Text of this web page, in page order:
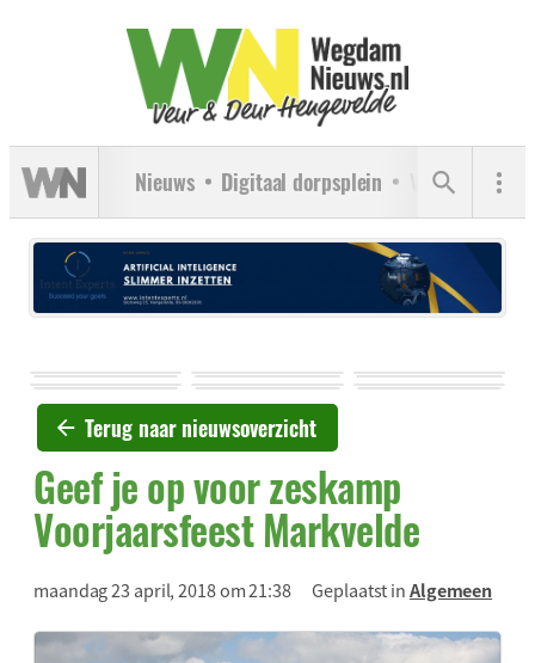
Nieuws Digitaal dorpsplein Verenigingen
Terug naar nieuwsoverzicht
Geef je op voor zeskamp
Voorjaarsfeest Markvelde
maandag 23 april, 2018 om 21:38 Geplaatst inAlgemeen